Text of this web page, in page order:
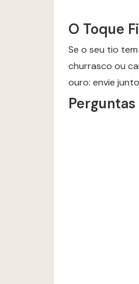
O Toque
Se o seu tio
churrasco ou
ouro: envie